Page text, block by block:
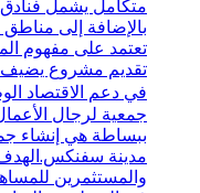
متكامل يشمل فنادق
بالإضافة إلى
تعتمد على مفهوم
تقديم مشروع يضيف
في دعم الاقتصاد
جمعية لرجال
ببساطة هي إنشاء
مدينة سفنكس.الهدف
والمستثمرين